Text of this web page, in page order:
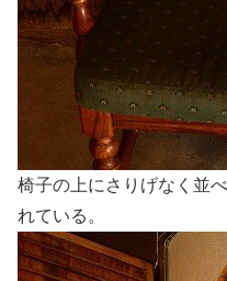
椅子の上にさりげなく並
れている。